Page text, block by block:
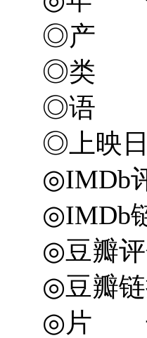
◎产
◎类
◎语
◎上映日
◎IMDb
◎IMDb
◎豆瓣评
◎豆瓣
◎片